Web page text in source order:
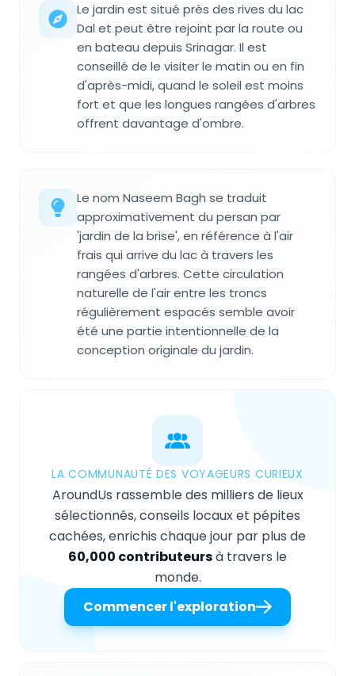
Le jardin est situé près des rives du lac
Dal et peut être rejoint par la route ou
en bateau depuis Srinagar. Il est
conseillé de le visiter le matin ou en fin
d'après-midi, quand le soleil est moins
fort et que les longues rangées d'arbres
offrent davantage d'ombre.
Le nom Naseem Bagh se traduit
approximativement du persan par
'jardin de la brise', en référence à l'air
frais qui arrive du lac à travers les
rangées d'arbres. Cette circulation
naturelle de l'air entre les troncs
régulièrement espacés semble avoir
été une partie intentionnelle de la
conception originale du jardin.
LA COMMUNAUTÉ DES VOYAGEURS CURIEUX
AroundUs rassemble des milliers de lieux
sélectionnés, conseils locaux et pépites
cachées, enrichis chaque jour par plus de
60,000 contributeursà travers le
monde.
Commencer l'exploration